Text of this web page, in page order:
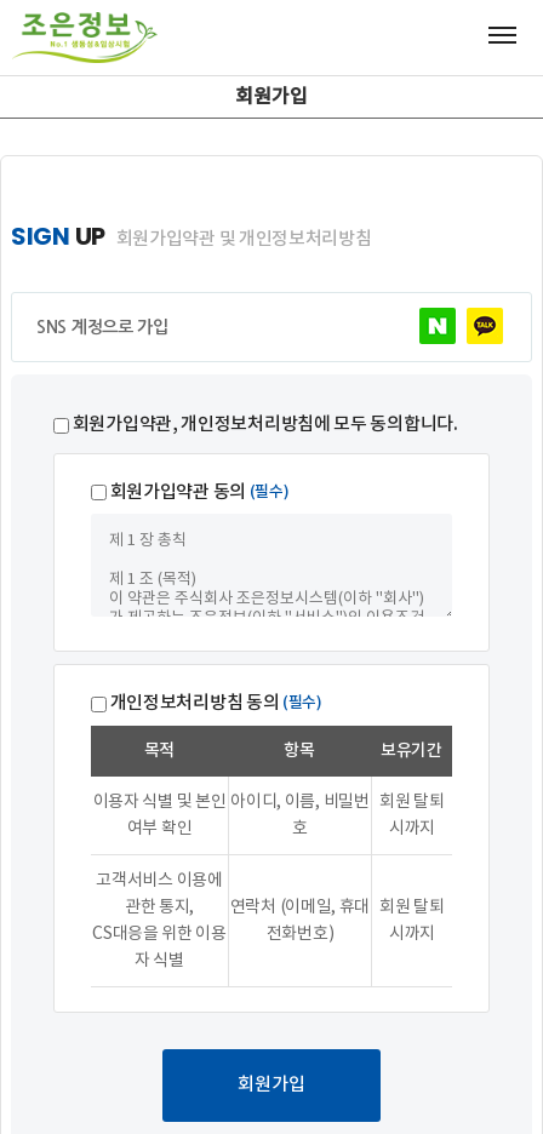
회원가입
SIGN UP 회원가입약관 및 개인정보처리방침
SNS 계정으로 가입
회원가입약관, 개인정보처리방침에 모두 동의합니다.
회원가입약관 동의 (필수)
개인정보처리방침 동의 (필수)
목적 항목 보유기간
이용자 식별 및 본인
여부 확인
아이디, 이름, 비밀번
호
회원 탈퇴
시까지
고객서비스 이용에
관한 통지,
CS대응을 위한 이용
자 식별
연락처 (이메일, 휴대
전화번호)
회원 탈퇴
시까지